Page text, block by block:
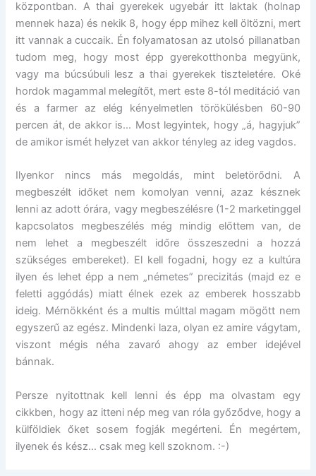
központban. A thai gyerekek ugyebár itt laktak (holnap
mennek haza) és nekik 8, hogy épp mihez kell öltözni, mert
itt vannak a cuccaik. Én folyamatosan az utolsó pillanatban
tudom meg, hogy most épp gyerekotthonba megyünk,
vagy ma búcsúbuli lesz a thai gyerekek tiszteletére. Oké
hordok magammal melegítőt, mert este 8-tól meditáció van
és a farmer az elég kényelmetlen törökülésben 60-90
percen át, de akkor is… Most legyintek, hogy „á, hagyjuk”
de amikor ismét helyzet van akkor tényleg az ideg vagdos.
Ilyenkor nincs más megoldás, mint beletörődni. A
megbeszélt időket nem komolyan venni, azaz késznek
lenni az adott órára, vagy megbeszélésre (1-2 marketinggel
kapcsolatos megbeszélés még mindig előttem van, de
nem lehet a megbeszélt időre összeszedni a hozzá
szükséges embereket). El kell fogadni, hogy ez a kultúra
ilyen és lehet épp a nem „németes” precizitás (majd ez e
feletti aggódás) miatt élnek ezek az emberek hosszabb
ideig. Mérnökként és a multis múlttal magam mögött nem
egyszerű az egész. Mindenki laza, olyan ez amire vágytam,
viszont mégis néha zavaró ahogy az ember idejével
bánnak.
Persze nyitottnak kell lenni és épp ma olvastam egy
cikkben, hogy az itteni nép meg van róla győződve, hogy a
külföldiek őket sosem fogják megérteni. Én megértem,
ilyenek és kész… csak meg kell szoknom. :-)